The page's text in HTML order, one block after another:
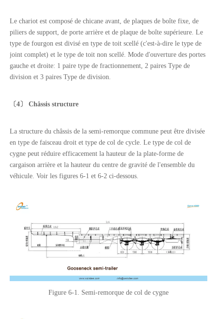
Le chariot est composé de chicane avant, de plaques de boîte fixe, de
piliers de support, de porte arrière et de plaque de boîte supérieure. Le
type de fourgon est divisé en type de toit scellé (c'est-à-dire le type de
joint complet) et le type de toit non scellé. Mode d'ouverture des portes
gauche et droite: 1 paire type de fractionnement, 2 paires Type de
division et 3 paires Type de division.
〔4〕 Châssis structure
La structure du châssis de la semi-remorque commune peut être divisée
en type de faisceau droit et type de col de cycle. Le type de col de
cygne peut réduire efficacement la hauteur de la plate-forme de
cargaison arrière et la hauteur du centre de gravité de l'ensemble du
véhicule. Voir les figures 6-1 et 6-2 ci-dessous.
Figure 6-1. Semi-remorque de col de cygne